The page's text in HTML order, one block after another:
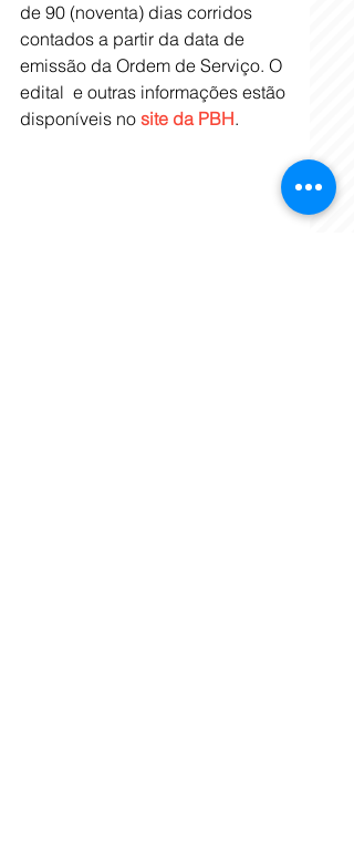
de 90 (noventa) dias corridos
contados a partir da data de
emissão da Ordem de Serviço. O
edital  e outras informações estão
disponíveis no site da PBH.